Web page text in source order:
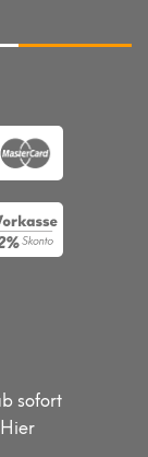
sofort